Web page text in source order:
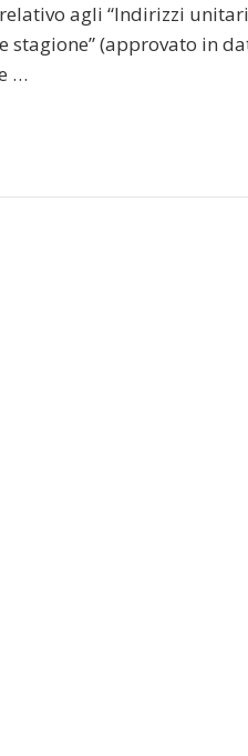
agli “Indirizzi
(approvato in
…